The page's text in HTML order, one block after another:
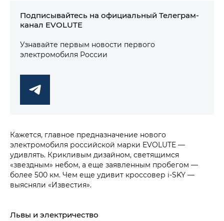
Подписывайтесь на официальный Телеграм-
канал EVOLUTE
Узнавайте первым новости первого
электромобиля России
Кажется, главное предназначение нового
электромобиля российской марки EVOLUTE —
удивлять. Крикливым дизайном, светящимся
«звездным» небом, а еще заявленным пробегом —
более 500 км. Чем еще удивит кроссовер i‑SKY —
выясняли «Известия».
Львы и электричество